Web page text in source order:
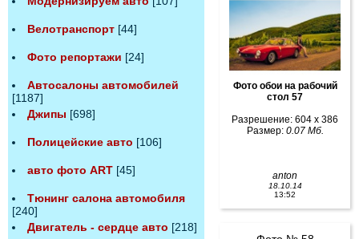
Велотранспорт [44]
Фото репортажи [24]
Автосалоны автомобилей
[1187]
Джипы [698]
Полицейские авто [106]
авто фото ART [45]
Тюнинг салона автомобиля
[240]
Двигатель - сердце авто [218]
Фото обои на рабочий
стол 57
Разрешение: 604 x 386
Размер: 0.07 Мб.
anton
18.10.14
13:52